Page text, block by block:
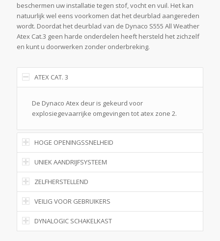
beschermen uw installatie tegen stof, vocht en vuil. Het kan
natuurlijk wel eens voorkomen dat het deurblad aangereden
wordt. Doordat het deurblad van de Dynaco S555 All Weather
Atex Cat.3 geen harde onderdelen heeft hersteld het zichzelf
en kunt u doorwerken zonder onderbreking.
ATEX CAT. 3
De Dynaco Atex deur is gekeurd voor
explosiegevaarrijke omgevingen tot atex zone 2.
HOGE OPENINGSSNELHEID
UNIEK AANDRIJFSYSTEEM
ZELFHERSTELLEND
VEILIG VOOR GEBRUIKERS
DYNALOGIC SCHAKELKAST